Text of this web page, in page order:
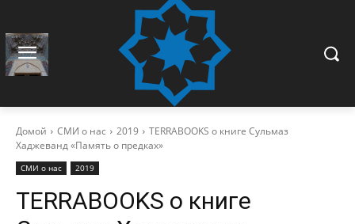
Домой СМИ о нас 2019
TERRABOOKS о книге Сульмаз
Хаджеванд «Память о предках»
СМИ о нас 2019
TERRABOOKS о книге